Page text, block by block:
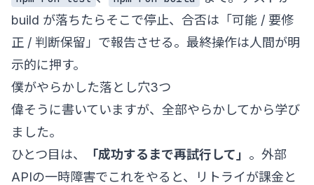
build が落ちたらそこで停止、合否は「可能 / 要修
正 / 判断保留」で報告させる。最終操作は人間が明
示的に押す。
僕がやらかした落とし穴3つ
偉そうに書いていますが、全部やらかしてから学び
ました。
ひとつ目は、
「成功するまで再試行して」 。外部
APIの一時障害でこれをやると、リトライが課金と